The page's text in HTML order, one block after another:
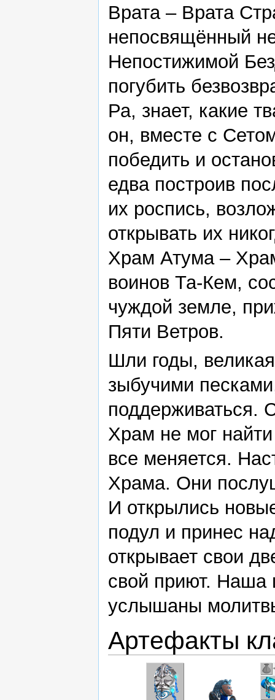
Врата – Врата
непосвящённый
Непостижимой
погубить
Ра, знает, какие
он, вместе с
победить и
едва построив
их роспись,
открывать их
Храм Атума –
воинов Та-Кем,
чуждой земле,
Пяти Ветров.
Шли годы,
зыбучими
поддерживаться.
Храм не мог
все меняется.
Храма. Они
И открылись
подул и принес
открывает свои
свой приют. Наша
услышаны
Артефакты